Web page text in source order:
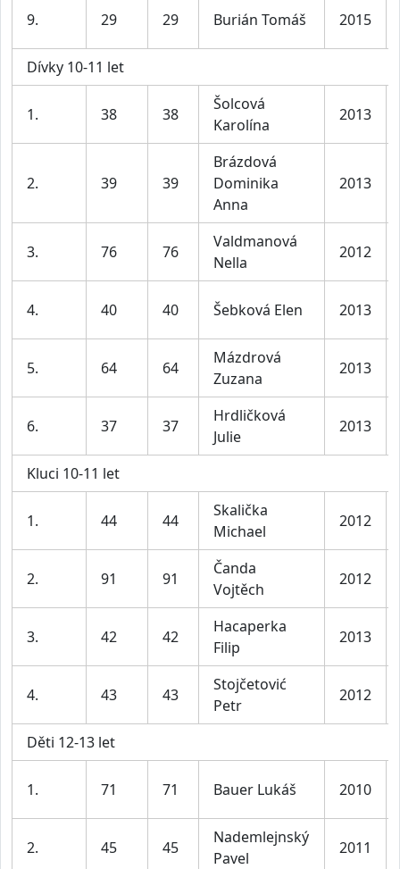
9. 29 29 Burián Tomáš 2015
Dívky 10-11 let
1. 38 38
Šolcová
Karolína
2013
2. 39 39
Brázdová
Dominika
Anna
2013
3. 76 76
Valdmanová
Nella
2012
4. 40 40 Šebková Elen 2013
5. 64 64
Mázdrová
Zuzana
2013
6. 37 37
Hrdličková
Julie
2013
Kluci 10-11 let
1. 44 44
Skalička
Michael
2012
2. 91 91
Čanda
Vojtěch
2012
3. 42 42
Hacaperka
Filip
2013
4. 43 43
Stojčetović
Petr
2012
Děti 12-13 let
1. 71 71 Bauer Lukáš 2010
2. 45 45
Nademlejnský
Pavel
2011